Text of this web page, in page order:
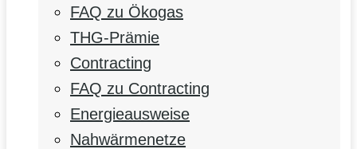
FAQ zu Ökogas
THG-Prämie
Contracting
FAQ zu Contracting
Energieausweise
Nahwärmenetze